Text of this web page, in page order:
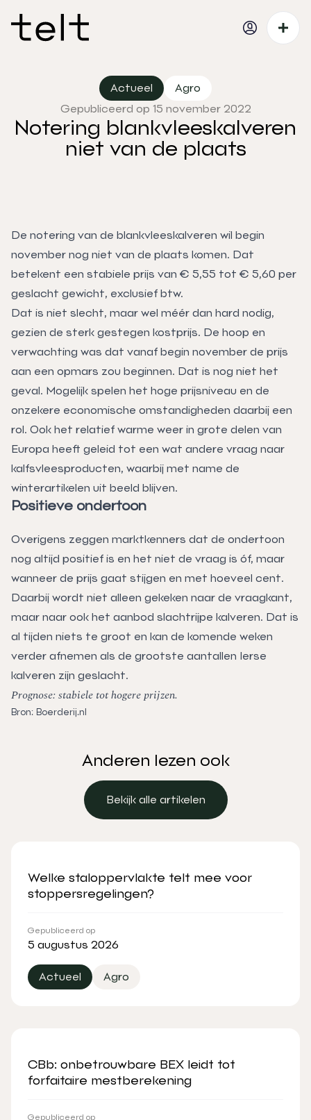
Actueel
Agro
Gepubliceerd op 15 november 2022
Notering blankvleeskalveren
niet van de plaats
De notering van de blankvleeskalveren wil begin
november nog niet van de plaats komen. Dat
betekent een stabiele prijs van € 5,55 tot € 5,60 per
geslacht gewicht, exclusief btw.
Dat is niet slecht, maar wel méér dan hard nodig,
gezien de sterk gestegen kostprijs. De hoop en
verwachting was dat vanaf begin november de prijs
aan een opmars zou beginnen. Dat is nog niet het
geval. Mogelijk spelen het hoge prijsniveau en de
onzekere economische omstandigheden daarbij een
rol. Ook het relatief warme weer in grote delen van
Europa heeft geleid tot een wat andere vraag naar
kalfsvleesproducten, waarbij met name de
winterartikelen uit beeld blijven.
Positieve ondertoon
Overigens zeggen marktkenners dat de ondertoon
nog altijd positief is en het niet de vraag is óf, maar
wanneer de prijs gaat stijgen en met hoeveel cent.
Daarbij wordt niet alleen gekeken naar de vraagkant,
maar naar ook het aanbod slachtrijpe kalveren. Dat is
al tijden niets te groot en kan de komende weken
verder afnemen als de grootste aantallen Ierse
kalveren zijn geslacht.
Prognose: stabiele tot hogere prijzen.
Bron: Boerderij.nl
Anderen lezen ook
Bekijk alle artikelen
Welke staloppervlakte telt mee voor
stoppersregelingen?
Gepubliceerd op
5 augustus 2026
Actueel Agro
CBb: onbetrouwbare BEX leidt tot
forfaitaire mestberekening
Gepubliceerd op